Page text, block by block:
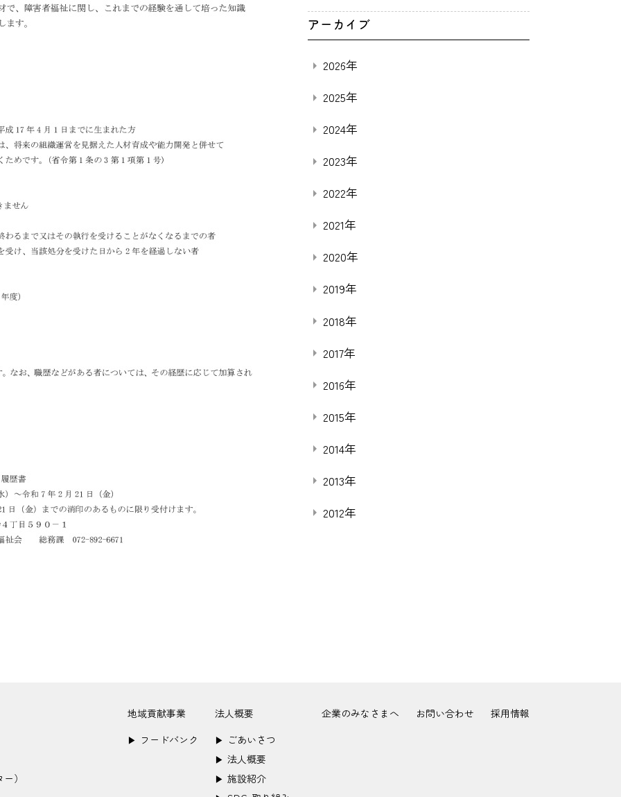
アーカイブ
2026年
2025年
2024年
2023年
2022年
2021年
2020年
2019年
2018年
2017年
2016年
2015年
2014年
2013年
2012年
）
地域貢献事業
▶︎ フードバンク
法人概要
▶︎ ごあいさつ
▶︎ 法人概要
▶︎ 施設紹介
企業のみなさまへ お問い合わせ 採用情報